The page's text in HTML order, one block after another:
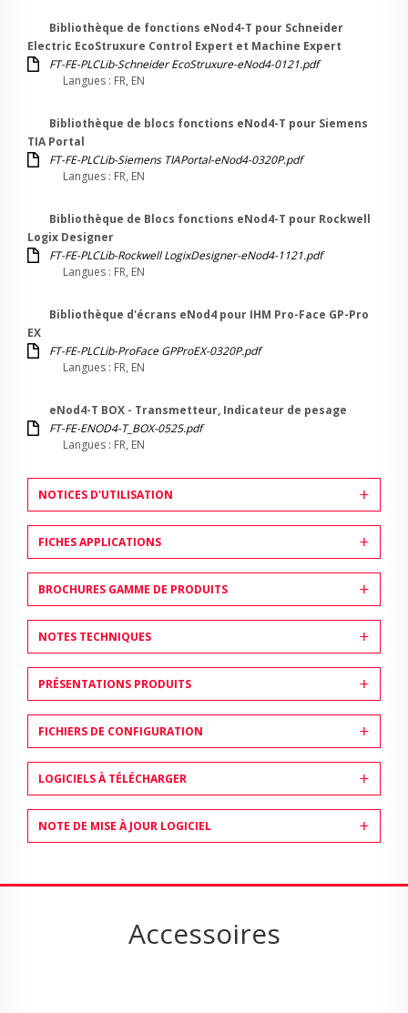
Bibliothèque de fonctions eNod4-T pour Schneider
Electric EcoStruxure Control Expert et Machine Expert
FT-FE-PLCLib-Schneider EcoStruxure-eNod4-0121.pdf
Langues : FR, EN
Bibliothèque de blocs fonctions eNod4-T pour Siemens
TIA Portal
FT-FE-PLCLib-Siemens TIAPortal-eNod4-0320P.pdf
Langues : FR, EN
Bibliothèque de Blocs fonctions eNod4-T pour Rockwell
Logix Designer
FT-FE-PLCLib-Rockwell LogixDesigner-eNod4-1121.pdf
Langues : FR, EN
Bibliothèque d'écrans eNod4 pour IHM Pro-Face GP-Pro
EX
FT-FE-PLCLib-ProFace GPProEX-0320P.pdf
Langues : FR, EN
eNod4-T BOX - Transmetteur, Indicateur de pesage
FT-FE-ENOD4-T_BOX-0525.pdf
Langues : FR, EN
NOTICES D'UTILISATION
FICHES APPLICATIONS
BROCHURES GAMME DE PRODUITS
NOTES TECHNIQUES
PRÉSENTATIONS PRODUITS
FICHIERS DE CONFIGURATION
LOGICIELS À TÉLÉCHARGER
NOTE DE MISE À JOUR LOGICIEL
Accessoires